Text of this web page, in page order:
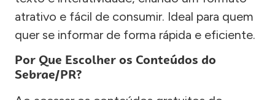
atrativo e fácil de consumir. Ideal para quem
quer se informar de forma rápida e eficiente.
Por Que Escolher os Conteúdos do
Sebrae/PR?